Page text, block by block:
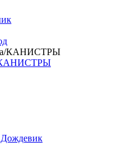
КАНИСТРЫ